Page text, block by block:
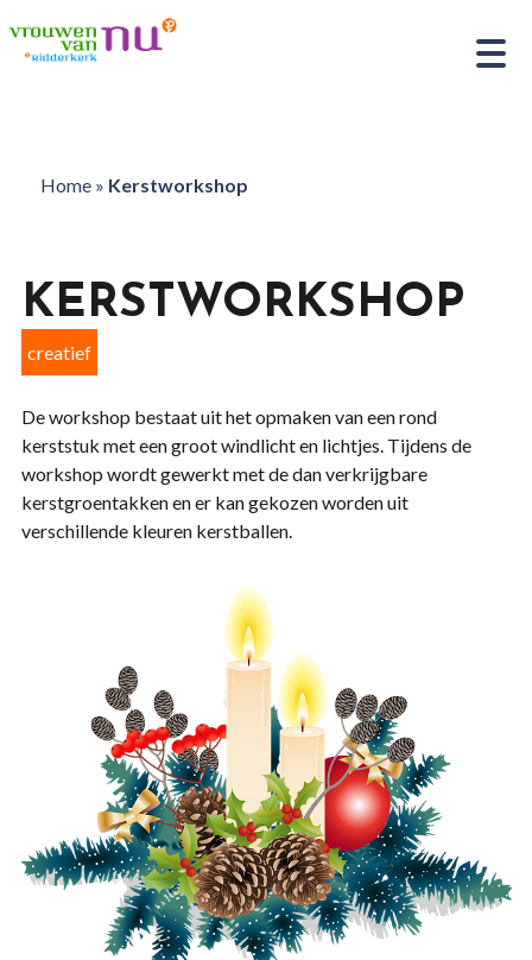
Home» Kerstworkshop
KERSTWORKSHOP
creatief
De workshop bestaat uit het opmaken van een rond
kerststuk met een groot windlicht en lichtjes. Tijdens de
workshop wordt gewerkt met de dan verkrijgbare
kerstgroentakken en er kan gekozen worden uit
verschillende kleuren kerstballen.